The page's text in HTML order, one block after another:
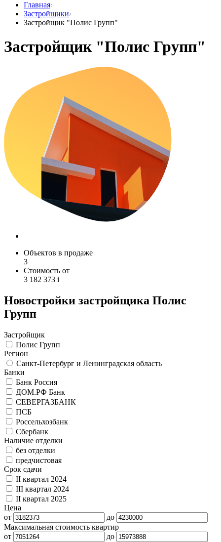
Главная
Застройщики
Застройщик "Полис Групп"
Застройщик "Полис Групп"
Объектов в продаже
3
Стоимость от
3 182 373 i
Новостройки застройщика Полис
Групп
Застройщик
Полис Групп
Регион
Санкт-Петербург и Ленинградская область
Банки
Банк Россия
ДОМ.РФ Банк
СЕВЕРГАЗБАНК
ПСБ
Россельхозбанк
Сбербанк
Наличие отделки
без отделки
предчистовая
Срок сдачи
II квартал 2024
III квартал 2024
II квартал 2025
Цена
от
до
Максимальная стоимость квартир
от
до